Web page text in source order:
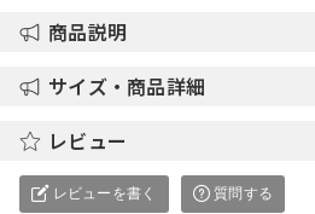
商品説明
サイズ・商品詳細
レビュー
レビューを書く 質問する